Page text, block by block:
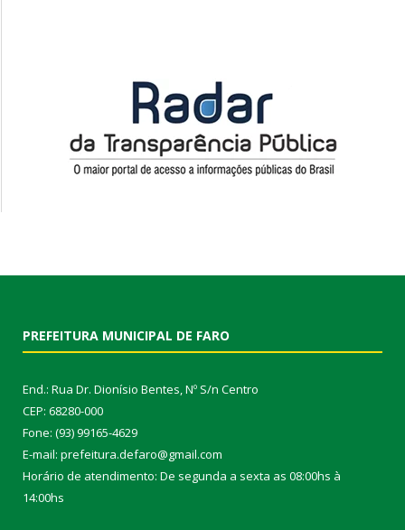
PREFEITURA MUNICIPAL DE FARO
End.: Rua Dr. Dionísio Bentes, Nº S/n Centro
CEP: 68280-000
Fone: (93) 99165-4629
E-mail: prefeitura.defaro@gmail.com
Horário de atendimento: De segunda a sexta as 08:00hs à
14:00hs